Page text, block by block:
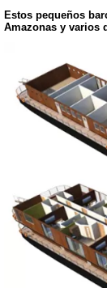
Estos pequeños
Amazonas y varios